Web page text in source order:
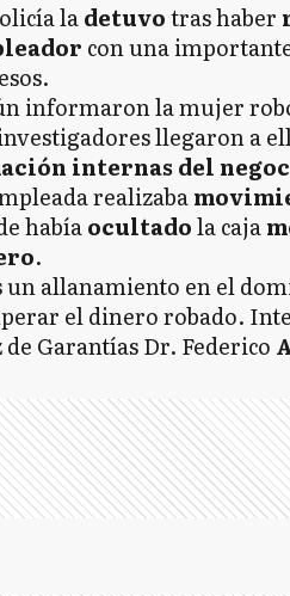
ladetuvotras haber
con una
informaron la mujer
llegaron a
internas del
realizaba
habíaocultadola caja
.
un allanamiento en el
el dinero robado.
de Garantías Dr. Federico